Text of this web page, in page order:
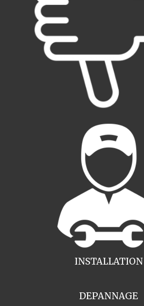
INSTALLATION
DEPANNAGE